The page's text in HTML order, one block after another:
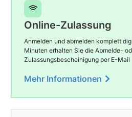
Online-Zulassung
Anmelden und abmelden komplett
Minuten erhalten Sie die Abmelde-
Zulassungsbescheinigung per E-Mail
Mehr Informationen